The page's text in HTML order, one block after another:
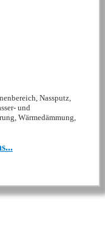
Nassputz,
und
Wärmedämmung,